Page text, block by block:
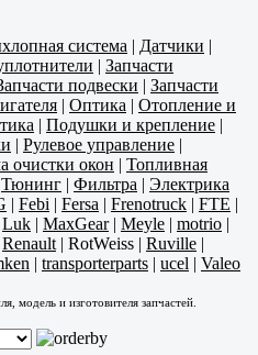
система | Датчики |
| Запчасти
подвески | Запчасти
| Оптика | Отопление и
| Подушки и крепление |
| Рулевое управление |
очистки окон | Топливная
Тюнинг | Фильтра | Электрика
| Febi | Fersa | Frenotruck | FTE |
Luk | MaxGear| Meyle | motrio |
Renault | RotWeiss | Ruville |
| transporterparts | ucel | Valeo
модель и изготовителя запчастей.